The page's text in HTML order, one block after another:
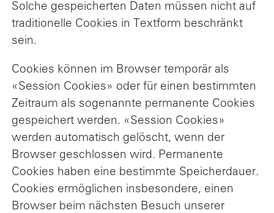
Solche gespeicherten Daten müssen nicht auf
traditionelle Cookies in Textform beschränkt
sein.
Cookies können im Browser temporär als
«Session Cookies» oder für einen bestimmten
Zeitraum als sogenannte permanente Cookies
gespeichert werden. «Session Cookies»
werden automatisch gelöscht, wenn der
Browser geschlossen wird. Permanente
Cookies haben eine bestimmte Speicherdauer.
Cookies ermöglichen insbesondere, einen
Browser beim nächsten Besuch unserer